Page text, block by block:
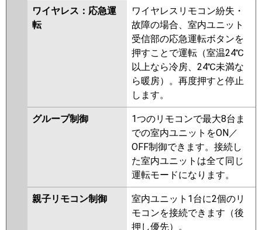
ワイヤレス：応急運
転
ワイヤレスリモコン紛失・
故障の場合、室内ユニット
受信部の応急運転ボタンを
押すことで運転（室温24℃
以上なら冷房、24℃未満な
ら暖房）。再度押すと停止
します。
グループ制御
1つのリモコンで最大8台ま
での室内ユニットをON／
OFF制御できます。接続し
た室内ユニットは全て同じ
運転モードになります。
親子リモコン制御
室内ユニット1台に2個のリ
モコンを接続できます（後
押し優先）。